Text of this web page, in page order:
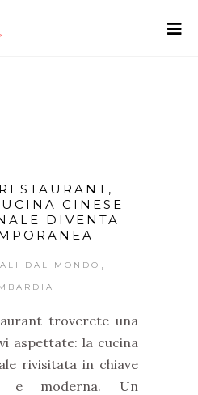
CINESE
DIVENTA
DAL MONDO
troverete una
aspettate: la cucina
rivisitata in chiave
e moderna. Un